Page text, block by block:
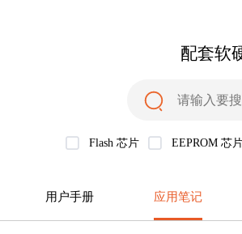
配套软
Flash 芯片 EEPROM 芯
用户手册 应用笔记